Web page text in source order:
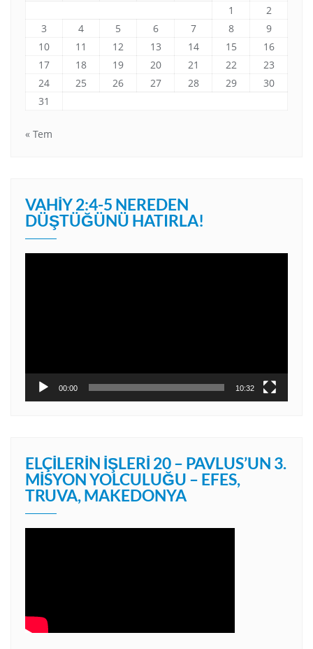
1
2
3
4 5 6 7 8
9
10
11 12 13 14 15
16
17
18 19 20 21 22
23
24
25 26 27 28 29
30
31
« Tem
VAHIY 2:4-5 NEREDEN
DÜŞTÜĞÜNÜ HATIRLA!
00:00 10:32
ELÇILERIN İŞLERI 20 – PAVLUS’UN 3.
MISYON YOLCULUĞU – EFES,
TRUVA, MAKEDONYA